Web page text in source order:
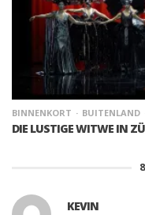
BINNENKORT BUITENLAND
DIE LUSTIGE WITWE IN
8
KEVIN